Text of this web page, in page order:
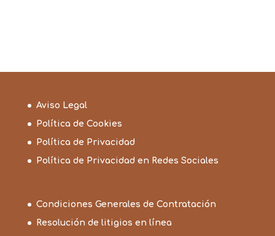
Aviso Legal
Política de Cookies
Política de Privacidad
Política de Privacidad en Redes Sociales
Condiciones Generales de Contratación
Resolución de litigios en línea